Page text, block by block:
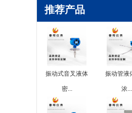
推荐产品
振动式音叉液体
密...
振动管液
浓...